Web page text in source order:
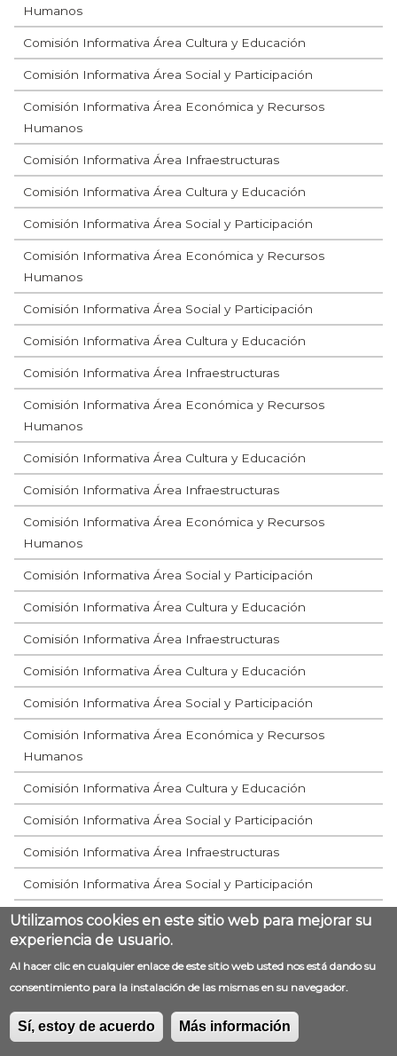
Humanos
Comisión Informativa Área Cultura y Educación
Comisión Informativa Área Social y Participación
Comisión Informativa Área Económica y Recursos
Humanos
Comisión Informativa Área Infraestructuras
Comisión Informativa Área Cultura y Educación
Comisión Informativa Área Social y Participación
Comisión Informativa Área Económica y Recursos
Humanos
Comisión Informativa Área Social y Participación
Comisión Informativa Área Cultura y Educación
Comisión Informativa Área Infraestructuras
Comisión Informativa Área Económica y Recursos
Humanos
Comisión Informativa Área Cultura y Educación
Comisión Informativa Área Infraestructuras
Comisión Informativa Área Económica y Recursos
Humanos
Comisión Informativa Área Social y Participación
Comisión Informativa Área Cultura y Educación
Comisión Informativa Área Infraestructuras
Comisión Informativa Área Cultura y Educación
Comisión Informativa Área Social y Participación
Comisión Informativa Área Económica y Recursos
Humanos
Comisión Informativa Área Cultura y Educación
Comisión Informativa Área Social y Participación
Comisión Informativa Área Infraestructuras
Comisión Informativa Área Social y Participación
Comisión Informativa Área Cultura y Educación
Comisión Informativa Área Económica y Recursos
Humanos
Comisión Informativa Área Cultura y Educación
Utilizamos cookies en este sitio web para mejorar su
experiencia de usuario.
Al hacer clic en cualquier enlace de este sitio web usted nos está dando su
consentimiento para la instalación de las mismas en su navegador.
Sí, estoy de acuerdo Más información